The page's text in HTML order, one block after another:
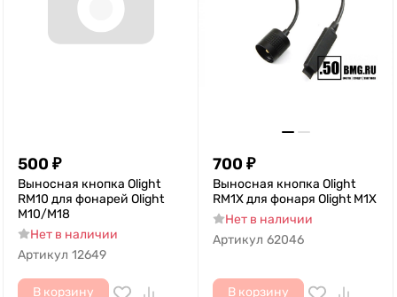
500 ₽
Выносная кнопка Olight
RM10 для фонарей Olight
M10/M18
Нет в наличии
Артикул 12649
В корзину
700 ₽
Выносная кнопка Olight
RM1X для фонаря Olight M1X
Нет в наличии
Артикул 62046
В корзину